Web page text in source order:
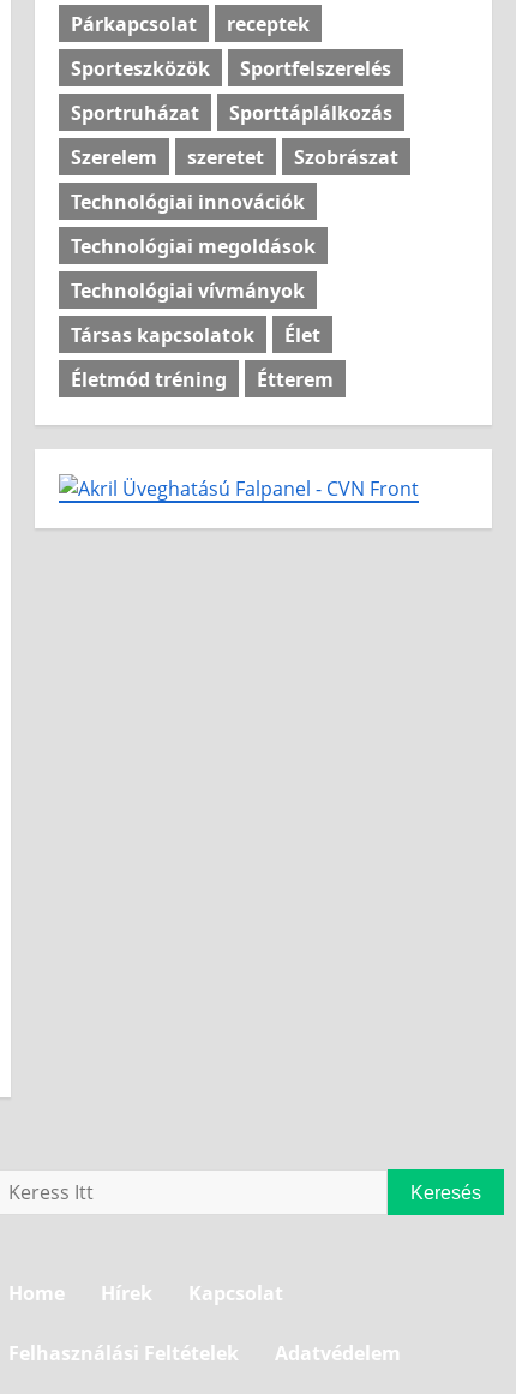
Párkapcsolat
receptek
Sporteszközök
Sportfelszerelés
Sportruházat
Sporttáplálkozás
Szerelem
szeretet
Szobrászat
Technológiai innovációk
Technológiai megoldások
Technológiai vívmányok
Társas kapcsolatok
Élet
Életmód tréning
Étterem
Keresés
Home Hírek Kapcsolat
Felhasználási Feltételek Adatvédelem